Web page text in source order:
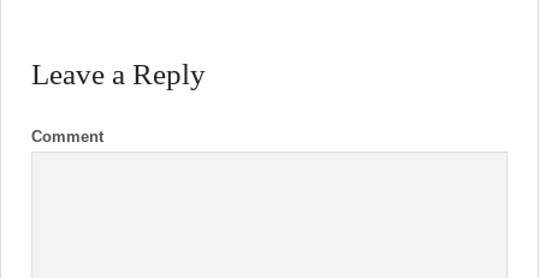
Leave a Reply
Comment